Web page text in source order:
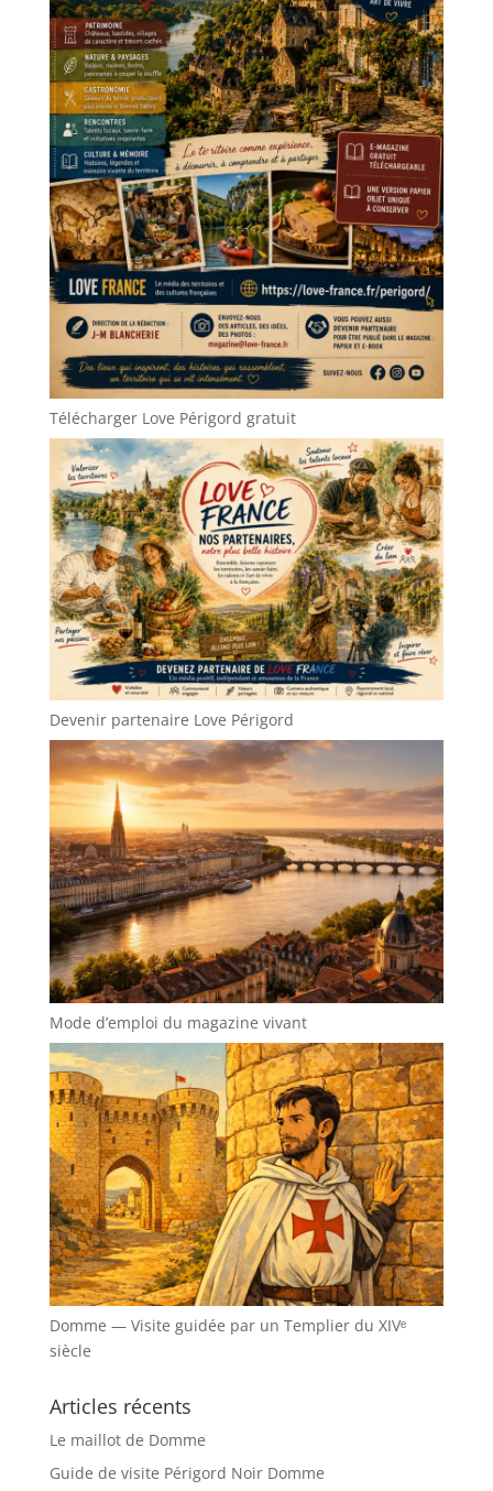
Télécharger Love Périgord gratuit
Devenir partenaire Love Périgord
Mode d’emploi du magazine vivant
Domme — Visite guidée par un Templier du XIVᵉ
siècle
Articles récents
Le maillot de Domme
Guide de visite Périgord Noir Domme